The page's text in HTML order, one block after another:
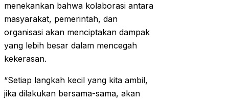
menekankan bahwa kolaborasi antara
masyarakat, pemerintah, dan
organisasi akan menciptakan dampak
yang lebih besar dalam mencegah
kekerasan.
“Setiap langkah kecil yang kita ambil,
jika dilakukan bersama-sama, akan